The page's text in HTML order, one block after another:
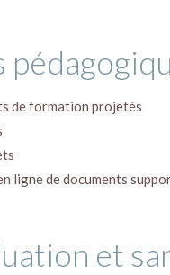
de formation projetés
ligne de documents
et